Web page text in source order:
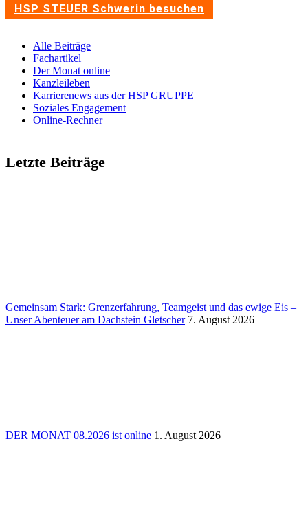
HSP STEUER Schwerin besu­chen
Alle Beiträge
Fach­ar­tikel
Der Monat online
Kanz­lei­leben
Karrie­renews aus der HSP GRUPPE
Soziales Enga­ge­ment
Online-Rechner
Letzte Beiträge
Gemeinsam Stark: Grenz­erfah­rung, Team­geist und das ewige Eis –
Unser Aben­teuer am Dach­stein Glet­scher 7. August 2026
DER MONAT 08.2026 ist online 1. August 2026